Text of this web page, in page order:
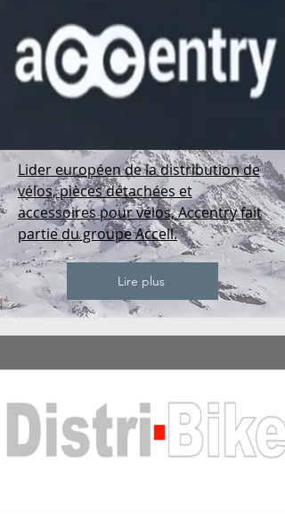
Lider européen de la distribution de
vélos, pièces détachées et
accessoires pour vélos, Accentry fait
partie du groupe Accell.
Lire plus